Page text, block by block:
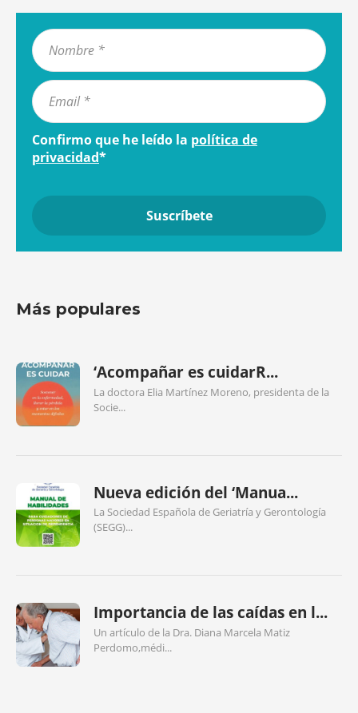
Confirmo que he leído la política de
privacidad*
Más populares
‘Acompañar es cuidarR...
La doctora Elia Martínez Moreno, presidenta de la
Socie...
Nueva edición del ‘Manua...
La Sociedad Española de Geriatría y Gerontología
(SEGG)...
Importancia de las caídas en l...
Un artículo de la Dra. Diana Marcela Matiz
Perdomo,médi...